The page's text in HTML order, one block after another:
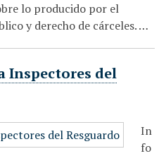
lo producido por el
y derecho de cárceles. …
Inspectores del
In
fo